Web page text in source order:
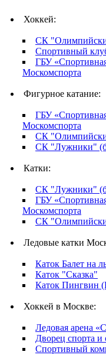
Хоккей:
СК
Спортивный
ГБУ
Москомспорта
Фигурное катание:
ГБУ
Москомспорта
СК
СК "Лужники"
Катки:
СК "Лужники"
ГБУ
Москомспорта
СК
Ледовые катки
Каток Балет на
Каток "Сказка"
Каток Пингвин
Хоккей в Москве:
Ледовая арена
Дворец спорта и
Спортивный